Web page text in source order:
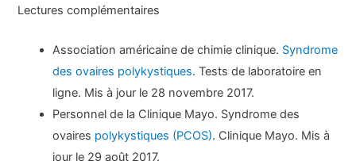
Lectures complémentaires
Association américaine de chimie clinique. Syndrome
des ovaires polykystiques. Tests de laboratoire en
ligne. Mis à jour le 28 novembre 2017.
Personnel de la Clinique Mayo. Syndrome des
ovaires polykystiques (PCOS). Clinique Mayo. Mis à
jour le 29 août 2017.